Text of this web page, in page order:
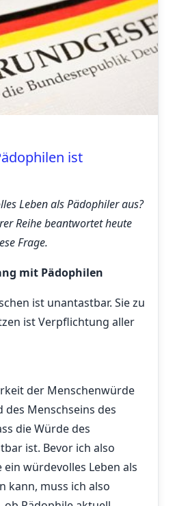
ist
Leben als Pädophiler aus?
Reihe beantwortet heute
Frage.
mit Pädophilen
ist unantastbar. Sie zu
ist Verpflichtung aller
der Menschenwürde
Menschseins des
die Würde des
ist. Bevor ich also
würdevolles Leben als
kann, muss ich also